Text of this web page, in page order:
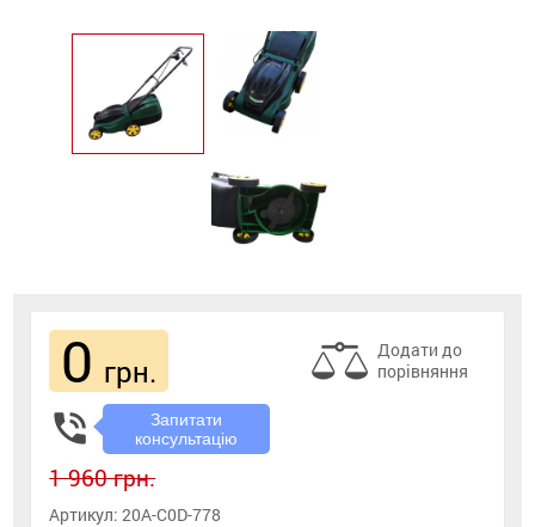
0 грн.
Додати до
порівняння
phone_in_talk
Запитати
консультацію
1 960 грн.
Артикул:20A-C0D-778